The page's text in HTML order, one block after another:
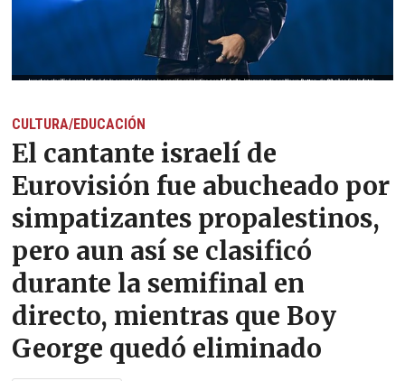
CULTURA/EDUCACIÓN
El cantante israelí de
Eurovisión fue abucheado por
simpatizantes propalestinos,
pero aun así se clasificó
durante la semifinal en
directo, mientras que Boy
George quedó eliminado